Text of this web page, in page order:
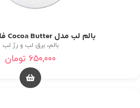
بالم لب مدل Cocoa Butter فلزی 20 گرم
بالم، برق لب و رژ لب
650,000 تومان